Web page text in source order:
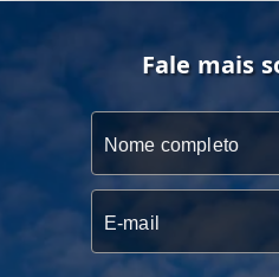
Fale mais